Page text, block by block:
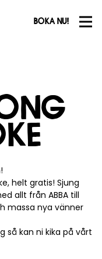
BOKA NU!
helt gratis! Sjung
allt från ABBA till
massa nya vänner
så kan ni kika på vårt